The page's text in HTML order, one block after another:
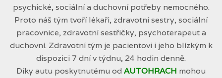
psychické, sociální a duchovní potřeby nemocného.
Proto náš tým tvoří lékaři, zdravotní sestry, sociální
pracovnice, zdravotní sestřičky, psychoterapeut a
duchovní. Zdravotní tým je pacientovi i jeho blízkým k
dispozici 7 dní v týdnu, 24 hodin denně.
Díky autu poskytnutému od AUTOHRACH mohou